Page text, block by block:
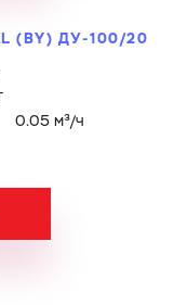
(BY) ДУ-100/20
0.05 м³/ч